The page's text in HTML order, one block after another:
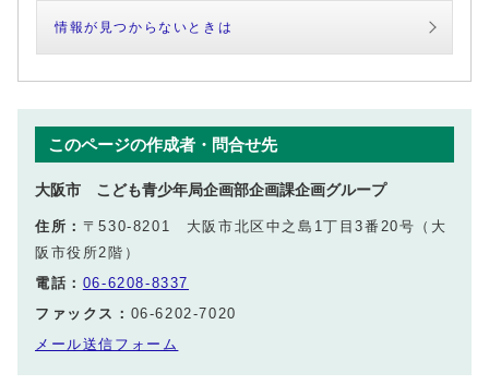
情報が見つからないときは
このページの作成者・問合せ先
大阪市 こども青少年局企画部企画課企画グループ
住所： 〒530-8201 大阪市北区中之島1丁目3番20号（大
阪市役所2階）
電話： 06-6208-8337
ファックス： 06-6202-7020
メール送信フォーム